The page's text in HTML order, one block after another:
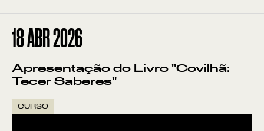
18ABR 2026
Apresentação do Livro "Covilhã:
Tecer Saberes"
CURSO